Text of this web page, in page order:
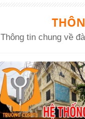
Thông tin chung về